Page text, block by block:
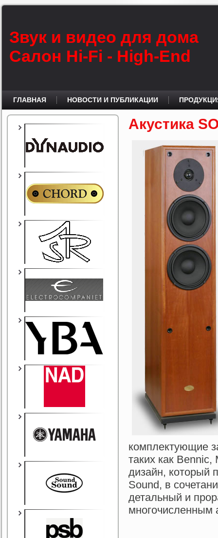
Звук и видео для дома
Салон Hi-Fi - High-End
ГЛАВНАЯ НОВОСТИ И ПУБЛИКАЦИИ
Акустика
комплектующие
таких как
дизайн, который
Sound, в
детальный и
многочисленным